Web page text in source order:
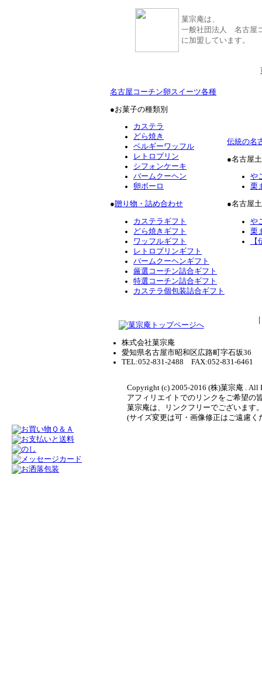
菓宗庵は、
一般社団法人 名古屋
に加盟しています。
名古屋コーチン卵スイーツ各種
●お菓子の種類別
カステラ
どら焼き
ベルギーワッフル
レトロプリン
シフォンケーキ
バームクーヘン
卵ボーロ
●贈り物・詰め合わせ
カステラギフト
どら焼きギフト
ワッフルギフト
レトロプリンギフト
バームクーヘンギフト
厳選コーチン詰合ギフト
特選コーチン詰合ギフト
カステラ個包装詰合ギフト
伝統の名
●名古屋
や
栗
●名古屋
や
栗
株式会社菓宗庵
愛知県名古屋市昭和区広路町字石坂36
TEL:052-831-2488 FAX:052-831-6461
Copyright (c) 2005-2016 (株)菓宗庵 . All
アフィリエイトでのリンクをご希望の
菓宗庵は、リンクフリーでございます
(サイズ変更は可・画像修正はご遠慮